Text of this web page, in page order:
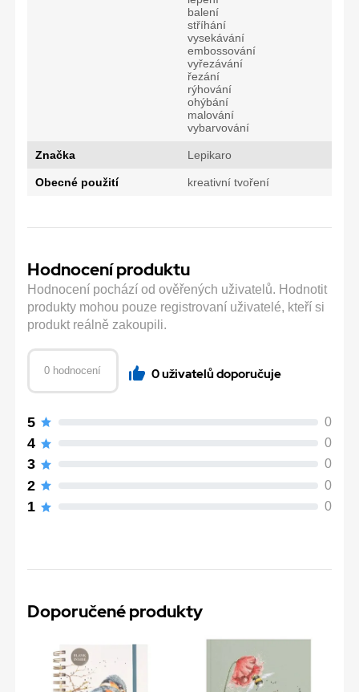
balení
stříhání
vysekávání
embossování
vyřezávání
řezání
rýhování
ohýbání
malování
vybarvování
Značka Lepikaro
Obecné použití kreativní tvoření
Hodnocení produktu
Hodnocení pochází od ověřených uživatelů. Hodnotit
produkty mohou pouze registrovaní uživatelé, kteří si
produkt reálně zakoupili.
0 hodnocení 0 uživatelů doporučuje
5 0
4 0
3 0
2 0
1 0
Doporučené produkty